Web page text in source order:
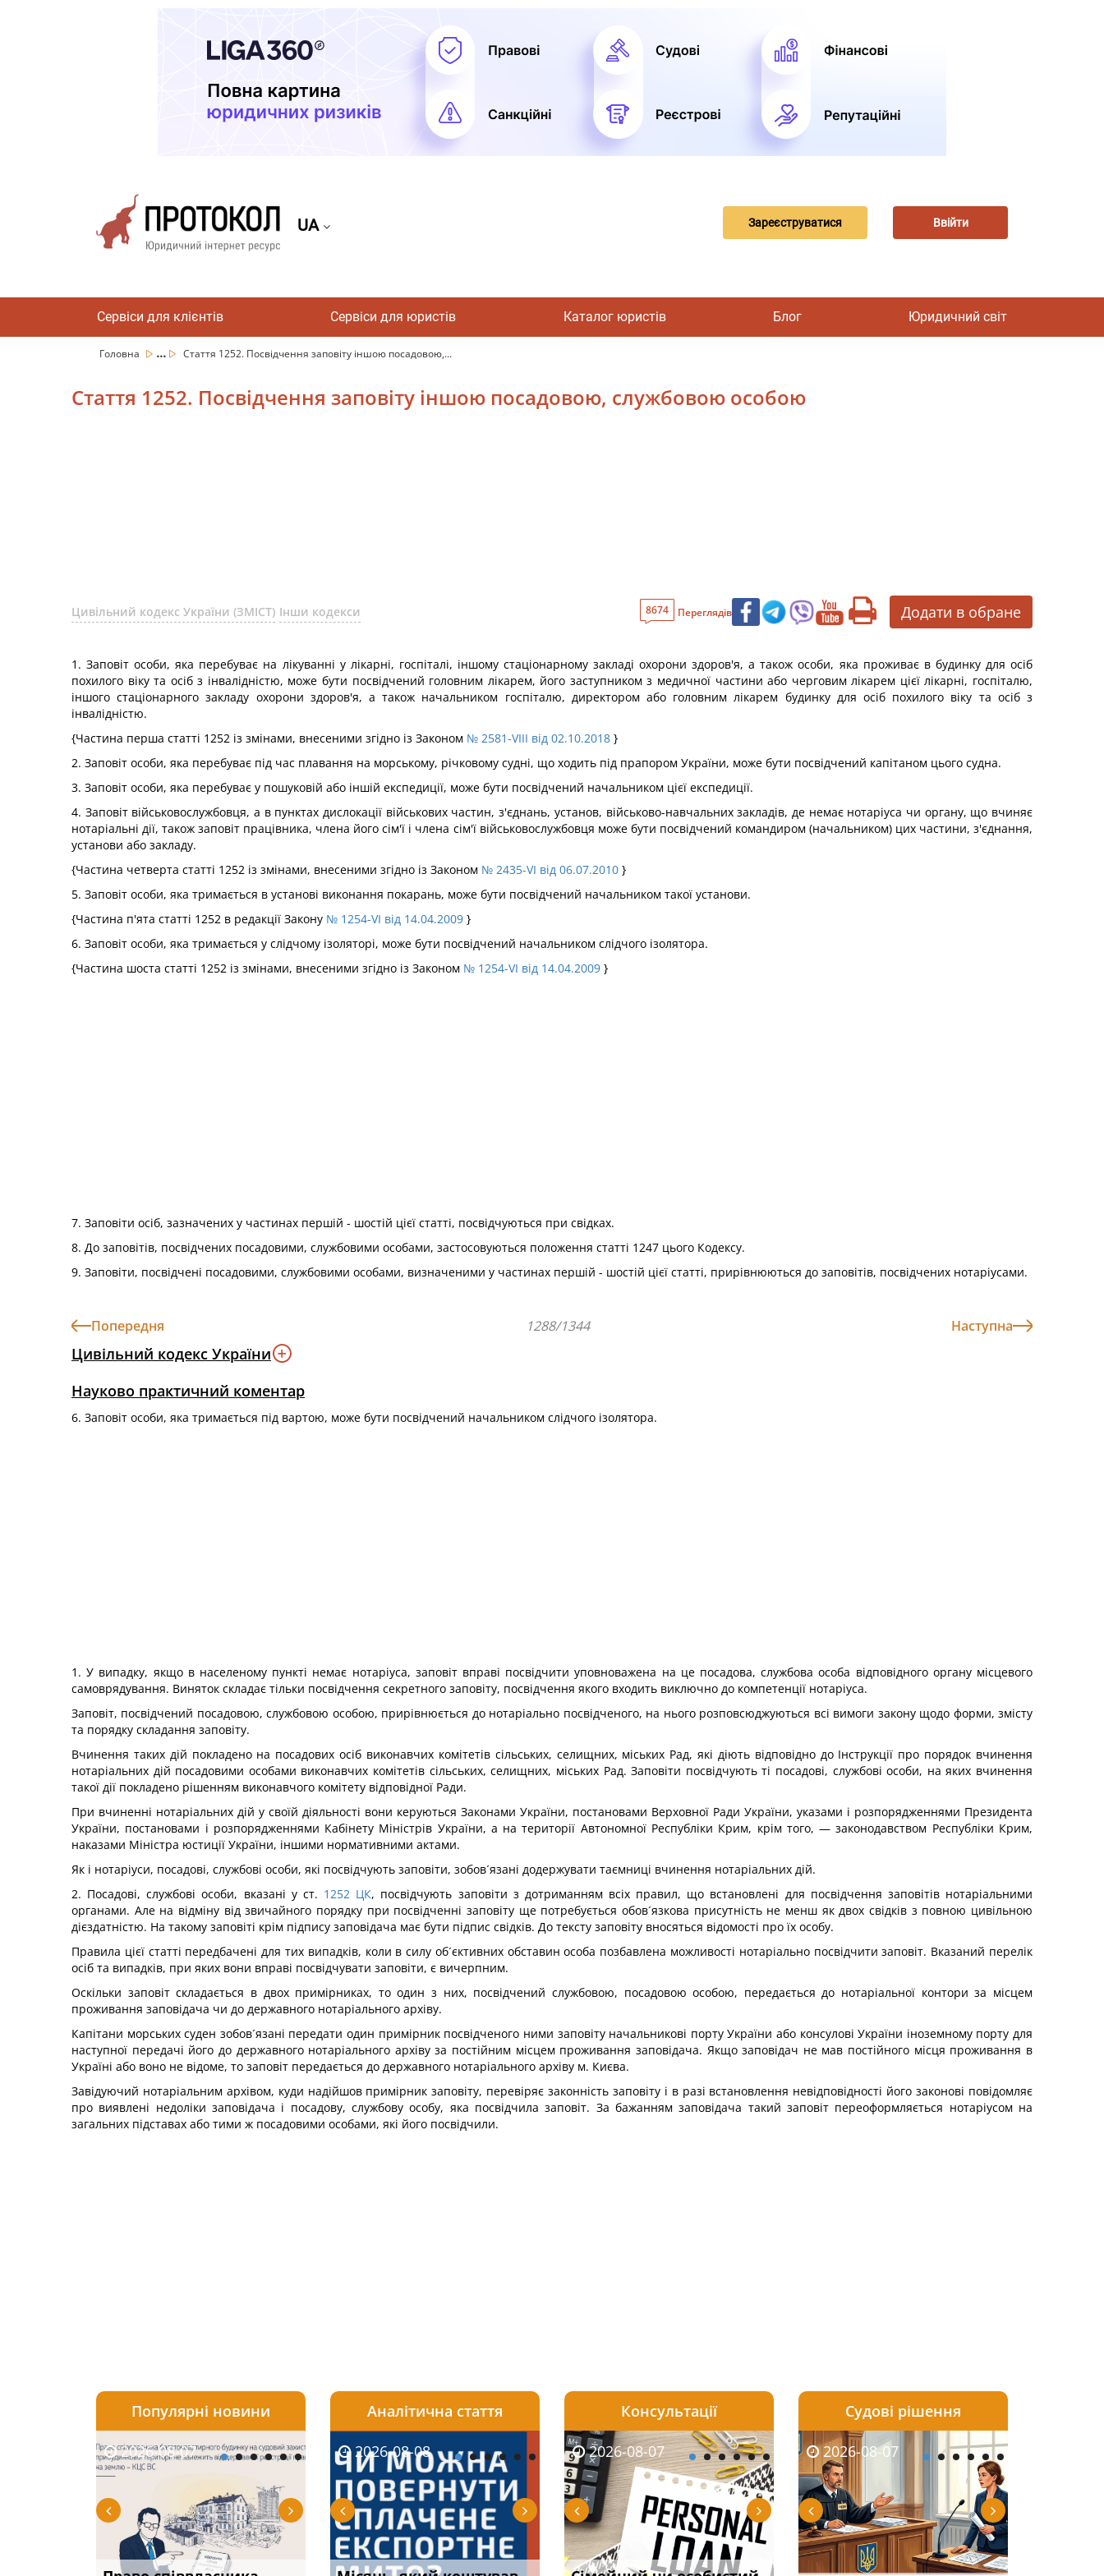
UA Зареєструватися Ввійти
Сервіси для клієнтів Сервіси для юристів Каталог юристів Блог Юридичний світ
Головна ... Стаття 1252. Посвідчення заповіту іншою посадовою,...
Стаття 1252. Посвідчення заповіту іншою посадовою, службовою особою
Цивільний кодекс України (ЗМІСТ) Інши кодекси 8674 Переглядів Додати в обране
1. Заповіт особи, яка перебуває на лікуванні у лікарні, госпіталі, іншому стаціонарному закладі охорони здоров'я, а також особи, яка проживає в будинку для осіб
похилого віку та осіб з інвалідністю, може бути посвідчений головним лікарем, його заступником з медичної частини або черговим лікарем цієї лікарні, госпіталю,
іншого стаціонарного закладу охорони здоров'я, а також начальником госпіталю, директором або головним лікарем будинку для осіб похилого віку та осіб з
інвалідністю.
{Частина перша статті 1252 із змінами, внесеними згідно із Законом № 2581-VIII від 02.10.2018 }
2. Заповіт особи, яка перебуває під час плавання на морському, річковому судні, що ходить під прапором України, може бути посвідчений капітаном цього судна.
3. Заповіт особи, яка перебуває у пошуковій або іншій експедиції, може бути посвідчений начальником цієї експедиції.
4. Заповіт військовослужбовця, а в пунктах дислокації військових частин, з'єднань, установ, військово-навчальних закладів, де немає нотаріуса чи органу, що вчиняє
нотаріальні дії, також заповіт працівника, члена його сім'ї і члена сім'ї військовослужбовця може бути посвідчений командиром (начальником) цих частини, з'єднання,
установи або закладу.
{Частина четверта статті 1252 із змінами, внесеними згідно із Законом № 2435-VI від 06.07.2010 }
5. Заповіт особи, яка тримається в установі виконання покарань, може бути посвідчений начальником такої установи.
{Частина п'ята статті 1252 в редакції Закону № 1254-VI від 14.04.2009 }
6. Заповіт особи, яка тримається у слідчому ізоляторі, може бути посвідчений начальником слідчого ізолятора.
{Частина шоста статті 1252 із змінами, внесеними згідно із Законом № 1254-VI від 14.04.2009 }
7. Заповіти осіб, зазначених у частинах першій - шостій цієї статті, посвідчуються при свідках.
8. До заповітів, посвідчених посадовими, службовими особами, застосовуються положення статті 1247 цього Кодексу.
9. Заповіти, посвідчені посадовими, службовими особами, визначеними у частинах першій - шостій цієї статті, прирівнюються до заповітів, посвідчених нотаріусами.
Попередня 1288/1344 Наступна
Цивільний кодекс України
Науково практичний коментар
6. Заповіт особи, яка тримається під вартою, може бути посвідчений начальником слідчого ізолятора.
1. У випадку, якщо в населеному пункті немає нотаріуса, заповіт вправі посвідчити уповноважена на це посадова, службова особа відповідного органу місцевого
самоврядування. Виняток складає тільки посвідчення секретного заповіту, посвідчення якого входить виключно до компетенції нотаріуса.
Заповіт, посвідчений посадовою, службовою особою, прирівнюється до нотаріально посвідченого, на нього розповсюджуються всі вимоги закону щодо форми, змісту
та порядку складання заповіту.
Вчинення таких дій покладено на посадових осіб виконавчих комітетів сільських, селищних, міських Рад, які діють відповідно до Інструкції про порядок вчинення
нотаріальних дій посадовими особами виконавчих комітетів сільських, селищних, міських Рад. Заповіти посвідчують ті посадові, службові особи, на яких вчинення
такої дії покладено рішенням виконавчого комітету відповідної Ради.
При вчиненні нотаріальних дій у своїй діяльності вони керуються Законами України, постановами Верховної Ради України, указами і розпорядженнями Президента
України, постановами і розпорядженнями Кабінету Міністрів України, а на території Автономної Республіки Крим, крім того, — законодавством Республіки Крим,
наказами Міністра юстиції України, іншими нормативними актами.
Як і нотаріуси, посадові, службові особи, які посвідчують заповіти, зобов´язані додержувати таємниці вчинення нотаріальних дій.
2. Посадові, службові особи, вказані у ст. 1252 ЦК, посвідчують заповіти з дотриманням всіх правил, що встановлені для посвідчення заповітів нотаріальними
органами. Але на відміну від звичайного порядку при посвідченні заповіту ще потребується обов´язкова присутність не менш як двох свідків з повною цивільною
дієздатністю. На такому заповіті крім підпису заповідача має бути підпис свідків. До тексту заповіту вносяться відомості про їх особу.
Правила цієї статті передбачені для тих випадків, коли в силу об´єктивних обставин особа позбавлена можливості нотаріально посвідчити заповіт. Вказаний перелік
осіб та випадків, при яких вони вправі посвідчувати заповіти, є вичерпним.
Оскільки заповіт складається в двох примірниках, то один з них, посвідчений службовою, посадовою особою, передається до нотаріальної контори за місцем
проживання заповідача чи до державного нотаріального архіву.
Капітани морських суден зобов´язані передати один примірник посвідченого ними заповіту начальникові порту України або консулові України іноземному порту для
наступної передачі його до державного нотаріального архіву за постійним місцем проживання заповідача. Якщо заповідач не мав постійного місця проживання в
Україні або воно не відоме, то заповіт передається до державного нотаріального архіву м. Києва.
Завідуючий нотаріальним архівом, куди надійшов примірник заповіту, перевіряє законність заповіту і в разі встановлення невідповідності його законові повідомляє
про виявлені недоліки заповідача і посадову, службову особу, яка посвідчила заповіт. За бажанням заповідача такий заповіт переоформляється нотаріусом на
загальних підставах або тими ж посадовими особами, які його посвідчили.
Популярні новини
2026-08-07 2026-08-06 2026-08-06 2026-08-06 2026-08-05
Аналітична стаття
2026-08-03 2026-08-08 2026-08-07 2026-08-04 2026-08-04
Консультації
2026-08-05 2026-08-07 2026-08-07 2026-08-06
Судові рішення
2026-07-30 2026-08-07